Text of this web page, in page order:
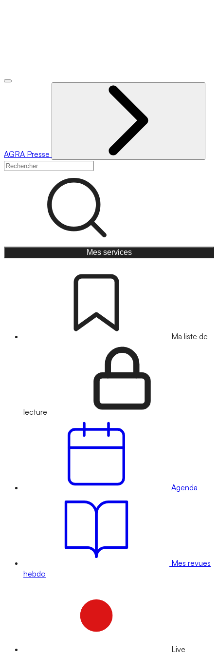
AGRA Presse
Mes services
Ma liste de
lecture
Agenda
Mes revues
hebdo
Live